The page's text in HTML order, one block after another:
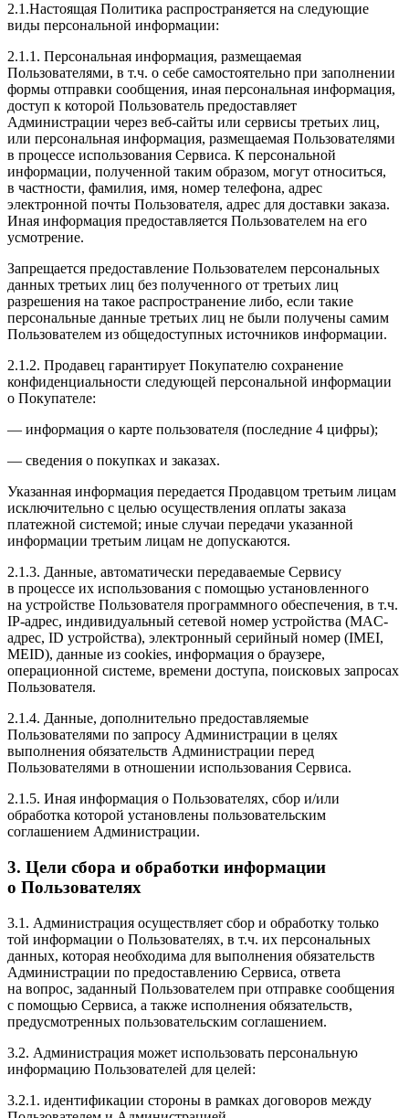
2.1.Настоящая Политика распространяется на следующие
виды персональной информации:
2.1.1. Персональная информация, размещаемая
Пользователями, в т.ч. о себе самостоятельно при заполнении
формы отправки сообщения, иная персональная информация,
доступ к которой Пользователь предоставляет
Администрации через веб-сайты или сервисы третьих лиц,
или персональная информация, размещаемая Пользователями
в процессе использования Сервиса. К персональной
информации, полученной таким образом, могут относиться,
в частности, фамилия, имя, номер телефона, адрес
электронной почты Пользователя, адрес для доставки заказа.
Иная информация предоставляется Пользователем на его
усмотрение.
Запрещается предоставление Пользователем персональных
данных третьих лиц без полученного от третьих лиц
разрешения на такое распространение либо, если такие
персональные данные третьих лиц не были получены самим
Пользователем из общедоступных источников информации.
2.1.2. Продавец гарантирует Покупателю сохранение
конфиденциальности следующей персональной информации
о Покупателе:
— информация о карте пользователя (последние 4 цифры);
— сведения о покупках и заказах.
Указанная информация передается Продавцом третьим лицам
исключительно с целью осуществления оплаты заказа
платежной системой; иные случаи передачи указанной
информации третьим лицам не допускаются.
2.1.3. Данные, автоматически передаваемые Сервису
в процессе их использования с помощью установленного
на устройстве Пользователя программного обеспечения, в т.ч.
IP-адрес, индивидуальный сетевой номер устройства (MAC-
адрес, ID устройства), электронный серийный номер (IMEI,
MEID), данные из cookies, информация о браузере,
операционной системе, времени доступа, поисковых запросах
Пользователя.
2.1.4. Данные, дополнительно предоставляемые
Пользователями по запросу Администрации в целях
выполнения обязательств Администрации перед
Пользователями в отношении использования Сервиса.
2.1.5. Иная информация о Пользователях, сбор и/или
обработка которой установлены пользовательским
соглашением Администрации.
3. Цели сбора и обработки информации
о Пользователях
3.1. Администрация осуществляет сбор и обработку только
той информации о Пользователях, в т.ч. их персональных
данных, которая необходима для выполнения обязательств
Администрации по предоставлению Сервиса, ответа
на вопрос, заданный Пользователем при отправке сообщения
с помощью Сервиса, а также исполнения обязательств,
предусмотренных пользовательским соглашением.
3.2. Администрация может использовать персональную
информацию Пользователей для целей:
3.2.1. идентификации стороны в рамках договоров между